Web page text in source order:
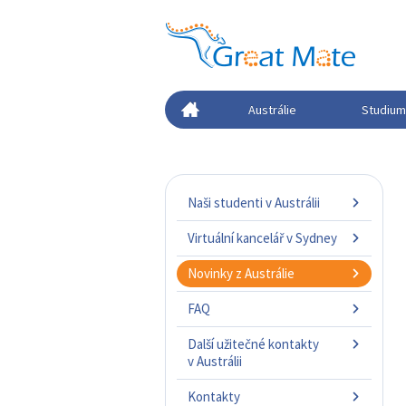
Austrálie
Naši studenti v Austrálii
Virtuální kancelář v Sydney
Novinky z Austrálie
FAQ
Další užitečné kontakty
v Austrálii
Kontakty